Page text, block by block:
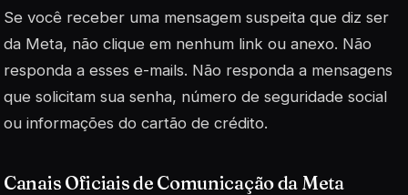
Se você receber uma mensagem suspeita que diz ser
da Meta, não clique em nenhum link ou anexo. Não
responda a esses e-mails. Não responda a mensagens
que solicitam sua senha, número de seguridade social
ou informações do cartão de crédito.
Canais Oficiais de Comunicação da Meta